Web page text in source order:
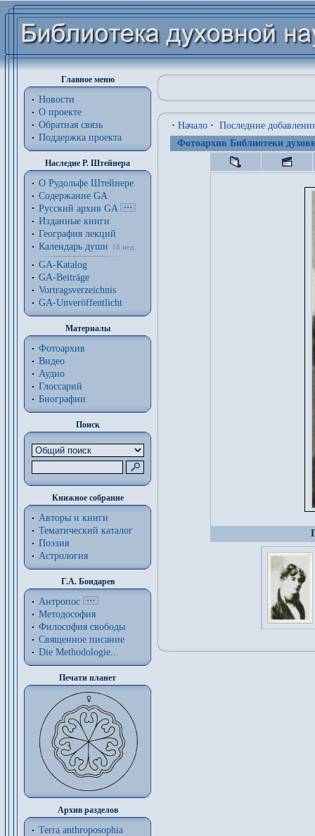
Главное меню
Новости
О проекте
Обратная связь
Поддержка проекта
Наследие Р. Штейнера
О Рудольфе Штейнере
Содержание GA
Русский архив GA
Изданные книги
География лекций
Календарь души
18 нед.
GA-Katalog
GA-Beiträge
Vortragsverzeichnis
GA-Unveröffentlicht
Материалы
Фотоархив
Видео
Аудио
Глоссарий
Биографии
Поиск
Книжное собрание
Авторы и книги
Тематический каталог
Поэзия
Астрология
Г.А. Бондарев
Антропос
Методософия
Философия cвободы
Священное писание
Die Methodologie...
Печати планет
Архив разделов
Terra anthroposophia
· Начало · Последние
Фотоархив Библиотеки